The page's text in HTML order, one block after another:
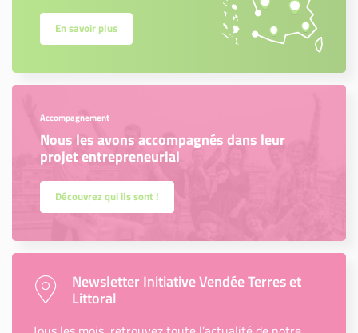
En savoir plus
Accompagnement
Nous les avons accompagnés dans leur
projet entrepreneurial
Découvrez qui ils sont !
Newsletter Initiative Vendée Terres et
Littoral